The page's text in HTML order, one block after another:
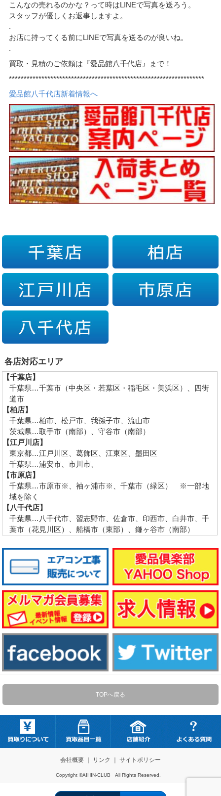
こんなの売れるのかな？って時はLINEで写真を送ろう。
スタッフが優しくお返事しますよ。
.
お店に持ってくる前にLINEで写真を送るのが良いね。
.
買取・見積のご依頼は『愛品館八千代店』まで！
******************************************************************
愛品館八千代店新着情報へ
各店対応エリア
【千葉店】
千葉県…千葉市（中央区・若葉区・稲毛区・美浜区）、四街
道市
【柏店】
千葉県…柏市、松戸市、我孫子市、流山市
茨城県…取手市（南部）、守谷市（南部）
【江戸川店】
東京都…江戸川区、葛飾区、江東区、墨田区
千葉県…浦安市、市川市、
【市原店】
千葉県…市原市※、袖ヶ浦市※、千葉市（緑区） ※一部地
域を除く
【八千代店】
千葉県…八千代市、習志野市、佐倉市、印西市、白井市、千
葉市（花見川区）、船橋市（東部）、鎌ヶ谷市（南部）
TOPへ戻る
会社概要｜ リンク サイトポリシー
Copyright ©AIHIN-CLUB All Rights Reserved.